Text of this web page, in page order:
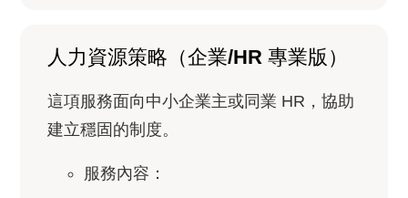
人力資源策略（企業/HR 專業版）
這項服務面向中小企業主或同業 HR，協助
建立穩固的制度。
服務內容：